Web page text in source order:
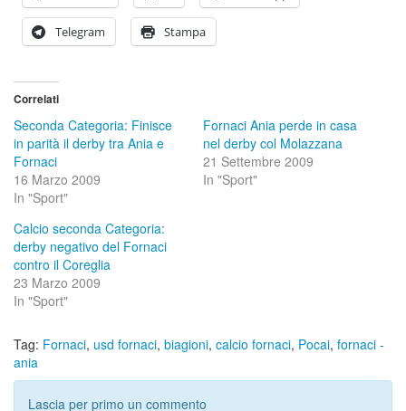
Telegram Stampa
Correlati
Seconda Categoria: Finisce
in parità il derby tra Ania e
Fornaci
16 Marzo 2009
In "Sport"
Fornaci Ania perde in casa
nel derby col Molazzana
21 Settembre 2009
In "Sport"
Calcio seconda Categoria:
derby negativo del Fornaci
contro il Coreglia
23 Marzo 2009
In "Sport"
Tag: Fornaci, usd fornaci, biagioni, calcio fornaci, Pocai, fornaci -
ania
Lascia per primo un commento